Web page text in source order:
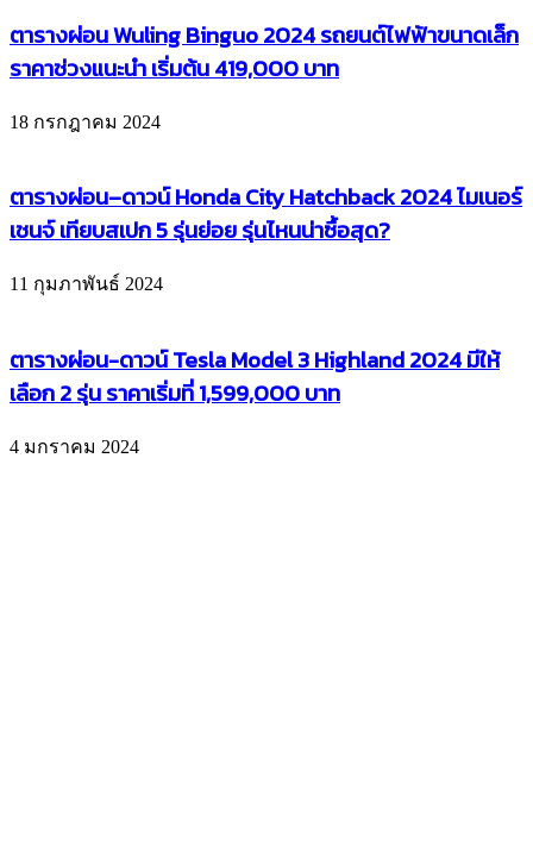
ตารางผ่อน Wuling Binguo 2024 รถยนต์ไฟฟ้าขนาดเล็ก
ราคาช่วงแนะนำ เริ่มต้น 419,000 บาท
18 กรกฎาคม 2024
ตารางผ่อน–ดาวน์ Honda City Hatchback 2024 ไมเนอร์
เชนจ์ เทียบสเปก 5 รุ่นย่อย รุ่นไหนน่าซื้อสุด?
11 กุมภาพันธ์ 2024
ตารางผ่อน-ดาวน์ Tesla Model 3 Highland 2024 มีให้
เลือก 2 รุ่น ราคาเริ่มที่ 1,599,000 บาท
4 มกราคม 2024